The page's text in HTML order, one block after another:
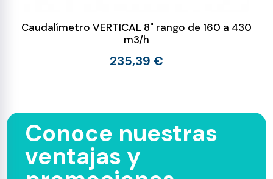
Caudalímetro VERTICAL 8" rango de 160 a 430
m3/h
235,39 €
Conoce nuestras
ventajas y